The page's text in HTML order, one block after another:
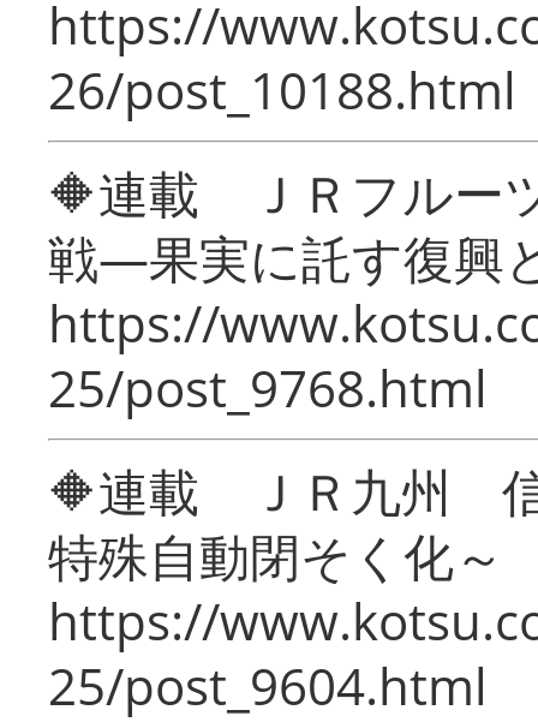
https://
26/post_10188.html
🔶連載 ＪＲフルー
戦―果実に託す復興
https://
25/post_9768.html
🔶連載 ＪＲ九州 信
特殊自動閉そく化～
https://
25/post_9604.html